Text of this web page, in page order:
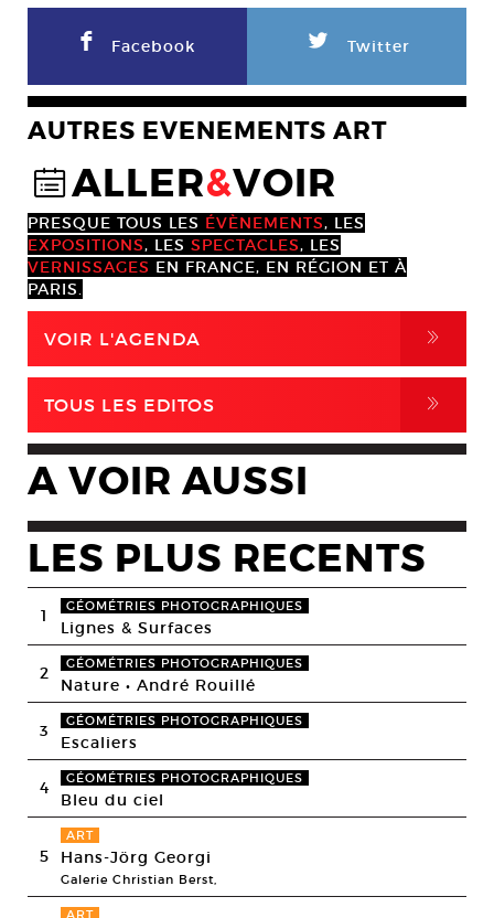
F Facebook L Twitter
AUTRES EVENEMENTS ART
@ALLER&VOIR
PRESQUE TOUS LES ÉVÈNEMENTS, LES
EXPOSITIONS, LES SPECTACLES, LES
VERNISSAGES EN FRANCE, EN RÉGION ET À
PARIS.
VOIR L'AGENDA ,
TOUS LES EDITOS ,
A VOIR AUSSI
LES PLUS RECENTS
1 GÉOMÉTRIES PHOTOGRAPHIQUES
Lignes & Surfaces
2 GÉOMÉTRIES PHOTOGRAPHIQUES
Nature • André Rouillé
3 GÉOMÉTRIES PHOTOGRAPHIQUES
Escaliers
4 GÉOMÉTRIES PHOTOGRAPHIQUES
Bleu du ciel
5
ART
Hans-Jörg Georgi
Galerie Christian Berst,
ART